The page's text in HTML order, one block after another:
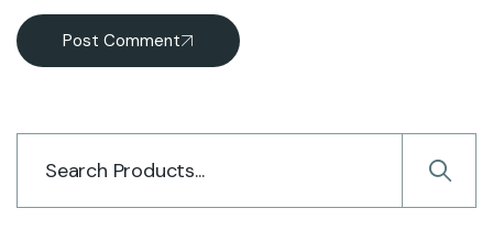
Post Comment